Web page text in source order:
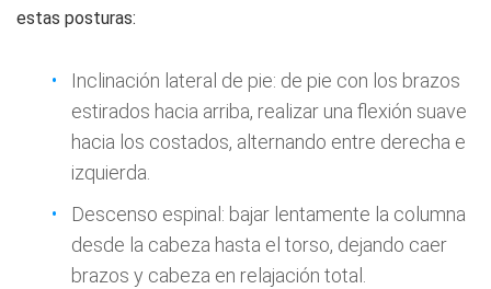
estas posturas:
Inclinación lateral de pie: de pie con los brazos
estirados hacia arriba, realizar una flexión suave
hacia los costados, alternando entre derecha e
izquierda.
Descenso espinal: bajar lentamente la columna
desde la cabeza hasta el torso, dejando caer
brazos y cabeza en relajación total.